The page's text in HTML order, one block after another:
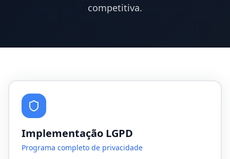
competitiva.
Implementação LGPD
Programa completo de privacidade